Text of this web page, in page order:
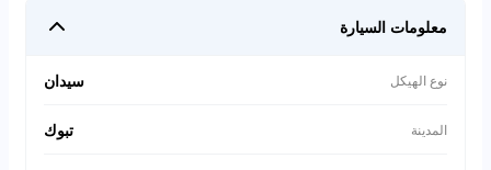
معلومات السيارة
نوع الهيكل سيدان
المدينة تبوك